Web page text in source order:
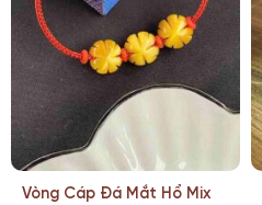
Vòng Cáp Đá Mắt Hổ Mix